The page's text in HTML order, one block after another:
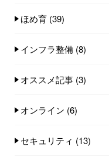
ほめ育 (39)
インフラ整備 (8)
オススメ記事 (3)
オンライン (6)
セキュリティ (13)